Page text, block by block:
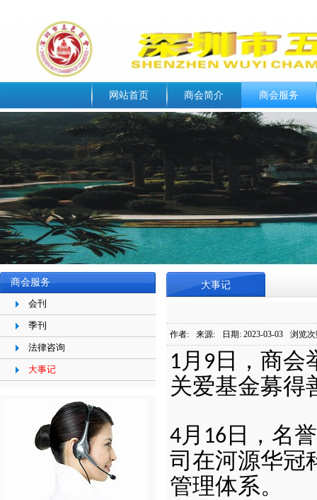
网站首页 商会简介 商会服务
商会服务
会刊
季刊
法律咨询
大事记
大事记
作者: 来源: 日期: 2023-03-03 浏览
1月 9 日，商会
关爱基金募得
4月 16 日，名
司在河源华冠
管理体系。